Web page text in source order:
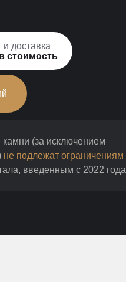
доставка
стоимость
(за исключением
не подлежат ограничениям
введенным с 2022 года